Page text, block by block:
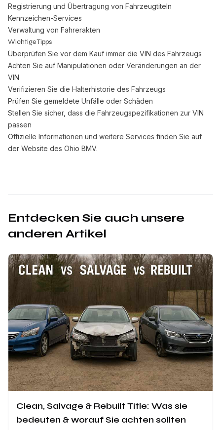
Registrierung und Übertragung von Fahrzeugtiteln
Kennzeichen-Services
Verwaltung von Fahrerakten
Wichtige Tipps
Überprüfen Sie vor dem Kauf immer die VIN des Fahrzeugs
Achten Sie auf Manipulationen oder Veränderungen an der
VIN
Verifizieren Sie die Halterhistorie des Fahrzeugs
Prüfen Sie gemeldete Unfälle oder Schäden
Stellen Sie sicher, dass die Fahrzeugspezifikationen zur VIN
passen
Offizielle Informationen und weitere Services finden Sie auf
der Website des Ohio BMV.
Entdecken Sie auch unsere
anderen Artikel
Clean, Salvage & Rebuilt Title: Was sie
bedeuten & worauf Sie achten sollten